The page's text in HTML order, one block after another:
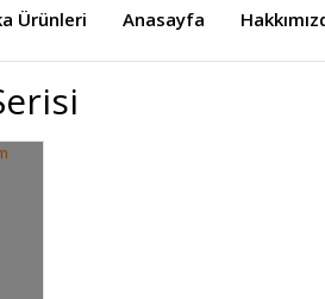
Ürünleri Anasayfa